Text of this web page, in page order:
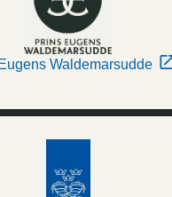
Waldemarsudde